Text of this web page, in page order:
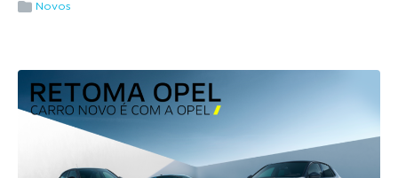
g
i
o
n
Novos